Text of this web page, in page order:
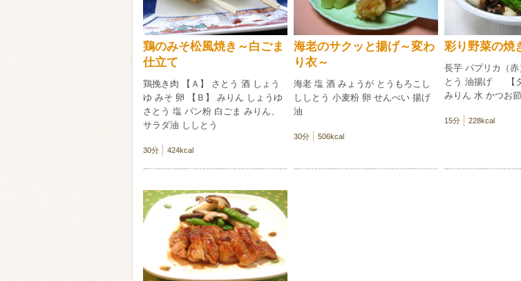
鶏のみそ松風焼き～白ごま
仕立て
鶏挽き肉 【Ａ】 さとう 酒 しょう
ゆ みそ 卵 【Ｂ】 みりん しょうゆ
さとう 塩 パン粉 白ごま みりん、
サラダ油 ししとう
30分 424kcal
海老のサクッと揚げ～変わ
り衣～
海老 塩 酒 みょうが とうもろこし
ししとう 小麦粉 卵 せんべい 揚げ
油
30分 506kcal
彩り野菜の焼
長芋 パプリカ（
とう 油揚げ 【
みりん 水 かつお
15分 228kcal